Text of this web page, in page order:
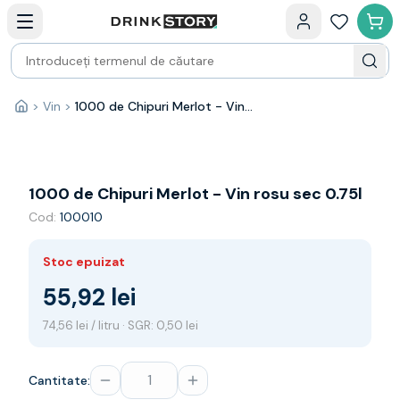
Bauturi fine — selectie
Produse Noi
Cosuri cadou
Pachete & Cadouri
Vin
Franta
Spania
Australia
Germania
Noua Zeelanda
Prosecco
Acasă
> Vin > 1000 de Chipuri Merlot - Vin rosu sec 0.75l
1000 de Chipuri Merlot - Vin rosu sec 0.75l
Cod: 100010
Stoc epuizat
55,92 lei
74,56 lei / litru · SGR: 0,50 lei
Cantitate: